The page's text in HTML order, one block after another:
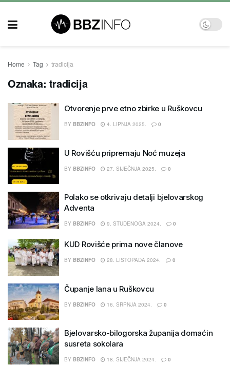
Home Tag tradicija
Oznaka: tradicija
Otvorenje prve etno zbirke u Ruškovcu
BY BBZINFO 4. LIPNJA 2025. 0
U Rovišću pripremaju Noć muzeja
BY BBZINFO 27. SIJEČNJA 2025. 0
Polako se otkrivaju detalji bjelovarskog
Adventa
BY BBZINFO 9. STUDENOGA 2024. 0
KUD Rovišće prima nove članove
BY BBZINFO 28. LISTOPADA 2024. 0
Čupanje lana u Ruškovcu
BY BBZINFO 16. SRPNJA 2024. 0
Bjelovarsko-bilogorska županija domaćin
susreta sokolara
BY BBZINFO 18. SIJEČNJA 2024. 0